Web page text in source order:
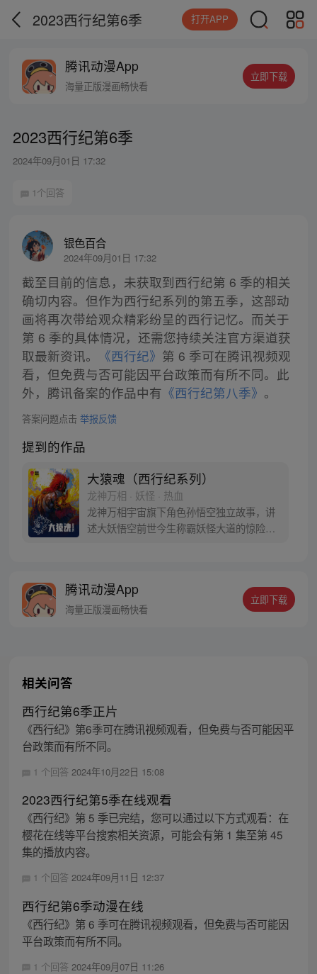
2023西行纪第6季 打开APP
腾讯动漫App
海量正版漫画畅快看
立即下载
2023西行纪第6季
2024年09月01日 17:32
1个回答
银色百合
2024年09月01日 17:32
截至目前的信息，未获取到西行纪第 6 季的相关
确切内容。但作为西行纪系列的第五季，这部动
画将再次带给观众精彩纷呈的西行记忆。而关于
第 6 季的具体情况，还需您持续关注官方渠道获
取最新资讯。
《西行纪》 第 6 季可在腾讯视频观
看，但免费与否可能因平台政策而有所不同。此
外，腾讯备案的作品中有 《西行纪第八季》 。
答案问题点击 举报反馈
提到的作品
大猿魂（西行纪系列）
龙神万相 · 妖怪 · 热血
龙神万相宇宙旗下角色孙悟空独立故事，讲
述大妖悟空前世今生称霸妖怪大道的惊险历
人…六十年后，他再次破石而出，背负着守
护族人的希望和信念打败了妖怪大道的霸
腾讯动漫App
海量正版漫画畅快看
立即下载
相关问答
西行纪第6季正片
《西行纪》第6季可在腾讯视频观看，但免费与否可能因平
台政策而有所不同。
1 个回答 2024年10月22日 15:08
2023西行纪第5季在线观看
《西行纪》第 5 季已完结，您可以通过以下方式观看：在
樱花在线等平台搜索相关资源，可能会有第 1 集至第 45
集的播放内容。
1 个回答 2024年09月11日 12:37
西行纪第6季动漫在线
《西行纪》第 6 季可在腾讯视频观看，但免费与否可能因
平台政策而有所不同。
1 个回答 2024年09月07日 11:26